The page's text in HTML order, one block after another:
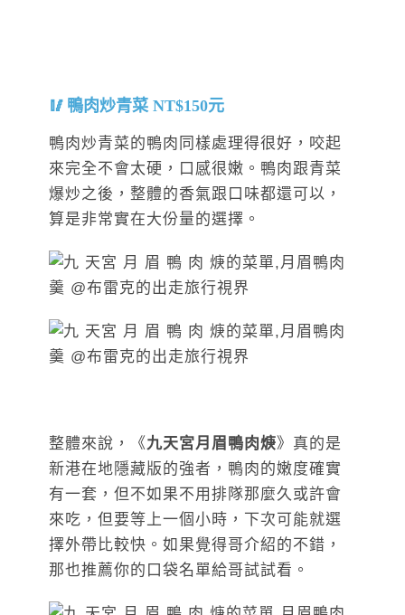
鴨肉炒青菜 NT$150元
鴨肉炒青菜的鴨肉同樣處理得很好，咬起
來完全不會太硬，口感很嫩。鴨肉跟青菜
爆炒之後，整體的香氣跟口味都還可以，
算是非常實在大份量的選擇。
整體來說，《九天宮月眉鴨肉焿》真的是
新港在地隱藏版的強者，鴨肉的嫩度確實
有一套，但不如果不用排隊那麼久或許會
來吃，但要等上一個小時，下次可能就選
擇外帶比較快。如果覺得哥介紹的不錯，
那也推薦你的口袋名單給哥試試看。